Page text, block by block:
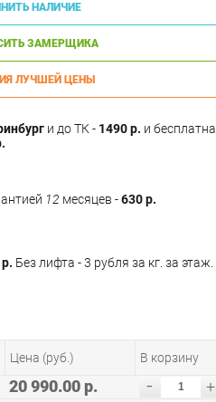
НАЛИЧИЕ
ЗАМЕРЩИКА
ЛУЧШЕЙ ЦЕНЫ
и до ТК - 1490 р. и бесплатна
12 месяцев -630 р.
Без лифта - 3 рубля за кг. за этаж.
Цена (руб.) В корзину
20 990.00 р. - +